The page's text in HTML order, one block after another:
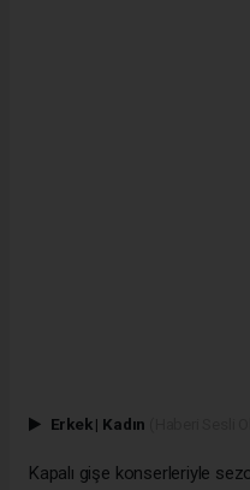
Erkek | Kadın
Kapalı gişe konserleriyle